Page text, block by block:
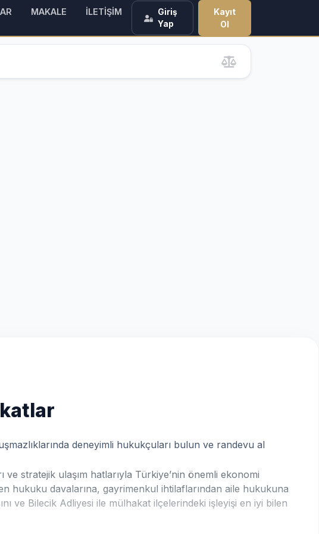
MAKALE İLETİŞİM
Giriş
Yap
Kayıt
Ol
deneyimli hukukçuları bulun ve randevu al
stratejik ulaşım hatlarıyla Türkiye’nin önemli ekonomi
hukuku davalarına, gayrimenkul ihtilaflarından aile hukukuna
ve Bilecik Adliyesi ile mülhakat ilçelerindeki işleyişi en iyi bilen